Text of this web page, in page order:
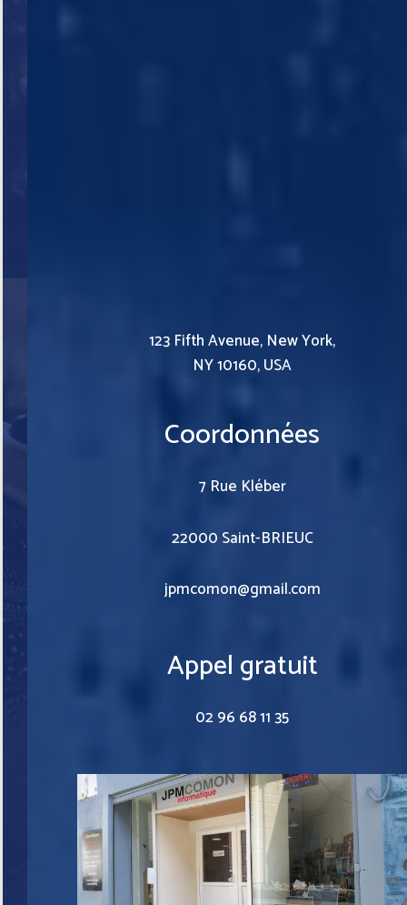
123 Fifth Avenue, New York,
NY 10160, USA
Coordonnées
7 Rue Kléber
22000 Saint-BRIEUC
jpmcomon@gmail.com
Appel gratuit
02 96 68 11 35